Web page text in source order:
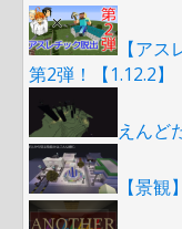
【ア
第2弾！【1.12.2】
えんど
【景